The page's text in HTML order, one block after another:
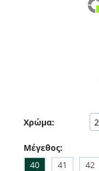
Χρώμα:
Μέγεθος:
40
41 42